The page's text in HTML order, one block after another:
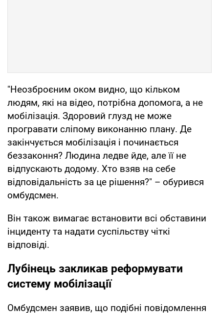
"Неозброєним оком видно, що кільком
людям, які на відео, потрібна допомога, а не
мобілізація. Здоровий глузд не може
програвати сліпому виконанню плану. Де
закінчується мобілізація і починається
беззаконня? Людина ледве йде, але її не
відпускають додому. Хто взяв на себе
відповідальність за це рішення?" – обурився
омбудсмен.
Він також вимагає встановити всі обставини
інциденту та надати суспільству чіткі
відповіді.
Лубінець закликав реформувати
систему мобілізації
Омбудсмен заявив, що подібні повідомлення